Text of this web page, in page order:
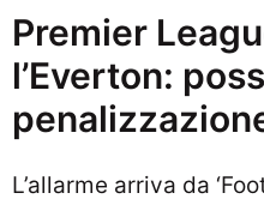
Premier
l’Everton:
L’allarme arriva da